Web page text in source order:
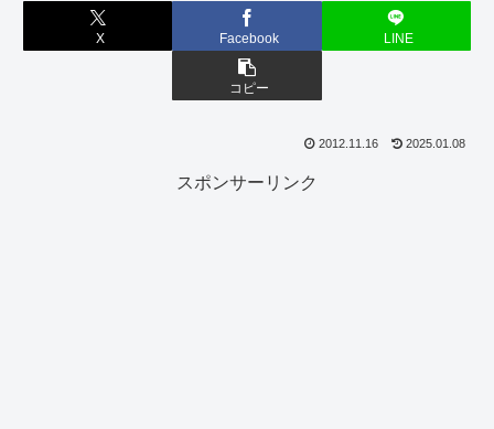
X Facebook LINE
コピー
2012.11.16 2025.01.08
スポンサーリンク